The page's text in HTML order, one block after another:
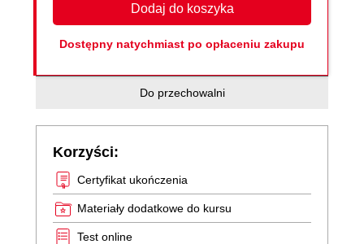
Dodaj do koszyka
Dostępny natychmiast po opłaceniu zakupu
Do przechowalni
Korzyści:
Certyfikat ukończenia
Materiały dodatkowe do kursu
Test online